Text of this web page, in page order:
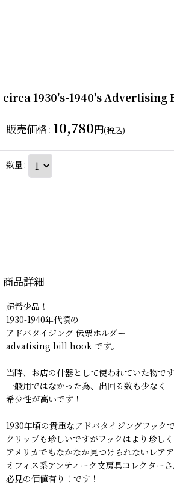
circa 1930's-1940's Advertising
販売価格: 10,780円(税込)
数量:
商品詳細
超希少品！
1930-1940年代頃の
アドバタイジング 伝票ホルダー
advatising bill hook です。
当時、お店の什器として使われていた物です
一般用ではなかった為、出回る数も少なく
希少性が高いです！
1930年頃の貴重なアドバタイジングフックで
クリップも珍しいですがフックはより珍しく
アメリカでもなかなか見つけられないレアア
オフィス系アンティーク文房具コレクター
必見の価値有り！です！